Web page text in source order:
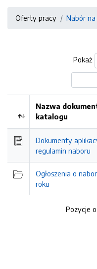
Oferty pracy Nabór
Pokaż
Kolejność
Nazwa
katalogu
Dokumenty
regulamin naboru
Ogłoszenia o
roku
Pozycje